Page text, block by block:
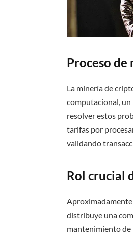
Proceso de
La minería de
computacional,
resolver estos
tarifas por
validando
Rol crucial
Aproximadamente
distribuye una
mantenimiento de